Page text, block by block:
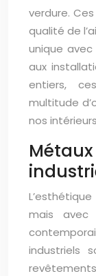
verdure.
qualité de
unique
aux
entiers,
multitude
nos
mais avec
industriels